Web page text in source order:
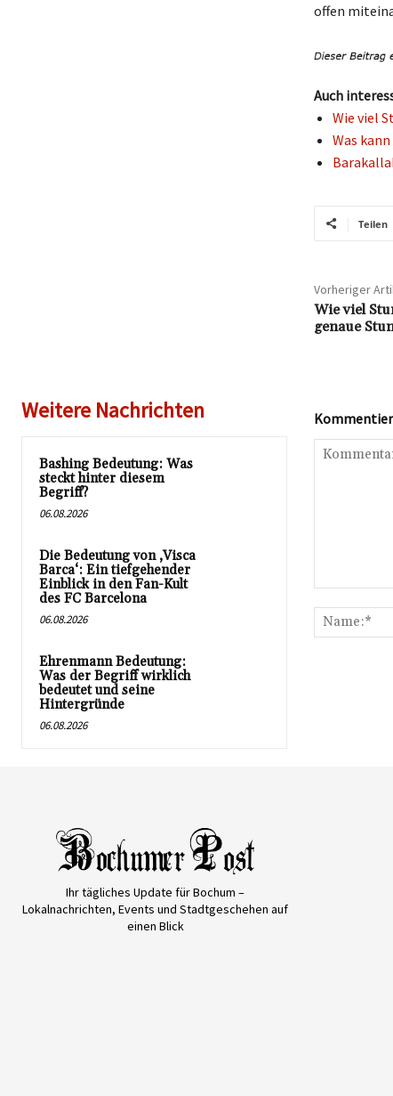
offen
Auch
Wie viel
Was
Teilen
Vorheriger
Wie viel
genaue
Weitere Nachrichten
Bashing Bedeutung: Was
steckt hinter diesem
Begriff?
06.08.2026
Die Bedeutung von ‚Visca
Barca‘: Ein tiefgehender
Einblick in den Fan-Kult
des FC Barcelona
06.08.2026
Ehrenmann Bedeutung:
Was der Begriff wirklich
bedeutet und seine
Hintergründe
06.08.2026
Ihr tägliches Update für Bochum –
Lokalnachrichten, Events und Stadtgeschehen auf
einen Blick